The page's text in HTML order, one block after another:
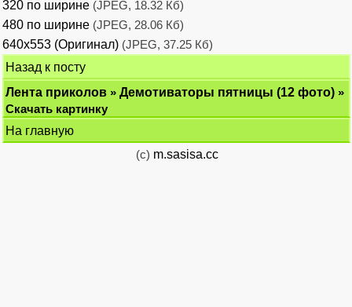
320 по ширине (JPEG, 18.32 Кб)
480 по ширине (JPEG, 28.06 Кб)
640x553 (Оригинал) (JPEG, 37.25 Кб)
Назад к посту
Лента приколов » Демотиваторы пятницы (12 фото) »
Скачать картинку
На главную
(c) m.sasisa.cc